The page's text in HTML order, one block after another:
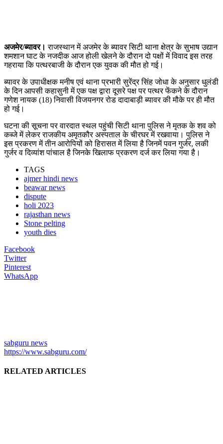
अजमेर/ब्यावर। राजस्थान में अजमेर के ब्यावर सिटी थाना क्षेत्र के सुभाष उद्यान
शमशान घाट के नजदीक आज होली खेलने के दौरान दो पक्षों में विवाद इस तरह
गहराया कि पत्थरबाजी के दौरान एक युवक की मौत हो गई।
ब्यावर के उपाधीक्षक मनीष एवं थाना प्रभारी सुरेंद्र सिंह जोधा के अनुसार धुलंडी
के दिन आपसी कहासुनी में एक पक्ष द्वारा दूसरे पक्ष पर पत्थर फेंकने के दौरान
गणेश नायक (18) निवासी विजयनगर रोड दादाबाड़ी ब्यावर की मौके पर ही मौत
हो गई।
घटना की सूचना पर वारदात स्थल पहुंची सिटी थाना पुलिस ने मृतक के शव को
कब्जे में लेकर राजकीय अमृतकौर अस्पताल के चीरघर में रखवाया। पुलिस ने
इस प्रकरण में तीन आरोपियों को हिरासत में लिया है जिनमें पवन गुर्जर, लकी
गुर्जर व दिव्यांश पांचाल है जिनके खिलाफ प्रकरण दर्ज कर लिया गया है।
TAGS
ajmer hindi news
beawar news
dispute
holi 2023
rajasthan news
Stone pelting
youth dies
Facebook
Twitter
Pinterest
WhatsApp
sabguru news
https://www.sabguru.com/
RELATED ARTICLES